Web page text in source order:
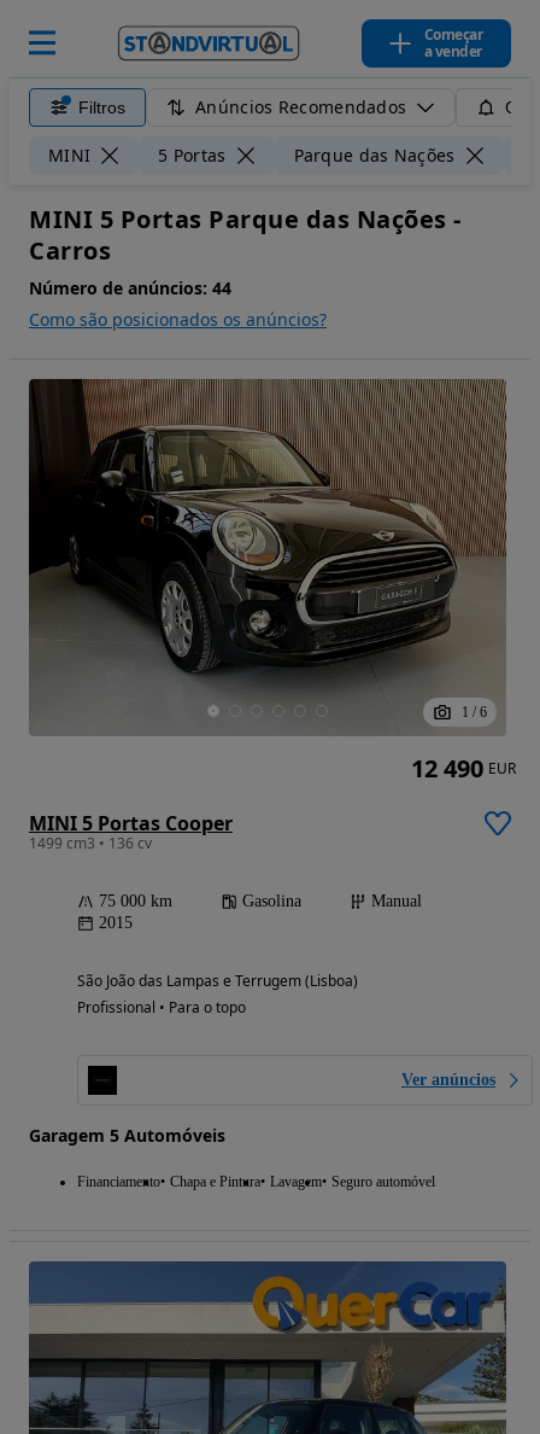
Começar
a vender
Filtros Anúncios Recomendados
MINI 5 Portas Parque das Nações
MINI 5 Portas Parque das Nações -
Carros
Número de anúncios: 44
Como são posicionados os anúncios?
1 / 6
MINI 5 Portas Cooper
1499 cm3 • 136 cv
75 000 km Gasolina
Manual
2015
São João das Lampas e Terrugem (Lisboa)
Profissional • Para o topo
Ver anúncios
Garagem 5 Automóveis
Financiamento Chapa e Pintura Lavagem Seguro automóvel
12 490 EUR